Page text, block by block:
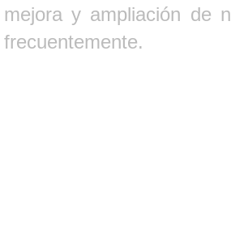
mejora y ampliación de
frecuentemente.